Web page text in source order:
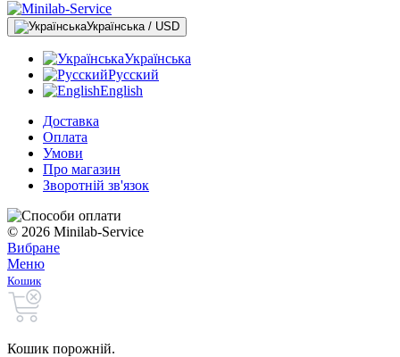
Українська / USD
Українська
Русский
English
Доставка
Оплата
Умови
Про магазин
Зворотній зв'язок
© 2026 Minilab-Service
Вибране
Меню
Кошик
Кошик порожній.